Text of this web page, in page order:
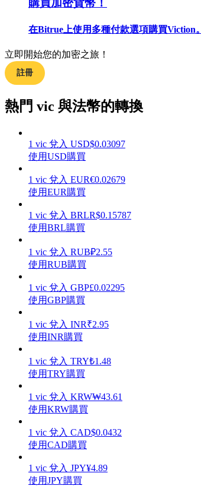
合約指南
合約功能使用指南
學習如何保持盈利
使您的資產穩定增值
購買加密貨幣！
在Bitrue上使用多種付款選項購買Viction。
立即開始您的加密之旅！
註冊
熱門 vic 與法幣的轉換
1 vic 兌入 USD$0.03097
使用USD購買
1 vic 兌入 EUR€0.02679
使用EUR購買
1 vic 兌入 BRLR$0.15787
使用BRL購買
1 vic 兌入 RUB₽2.55
使用RUB購買
1 vic 兌入 GBP£0.02295
使用GBP購買
1 vic 兌入 INR₹2.95
使用INR購買
1 vic 兌入 TRY₺1.48
使用TRY購買
1 vic 兌入 KRW₩43.61
使用KRW購買
1 vic 兌入 CAD$0.0432
使用CAD購買
1 vic 兌入 JPY¥4.89
使用JPY購買